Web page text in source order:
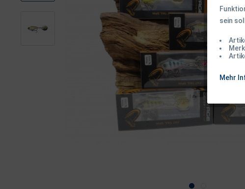
sein
Mehr